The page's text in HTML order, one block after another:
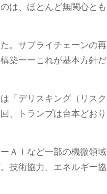
は、ほとんど無関心とも
。サプライチェーンの再
築ーーこれが基本方針だ
「デリスキング（リスク
、トランプは台本どおり
ＡＩなど一部の機微領域
技術協力、エネルギー協